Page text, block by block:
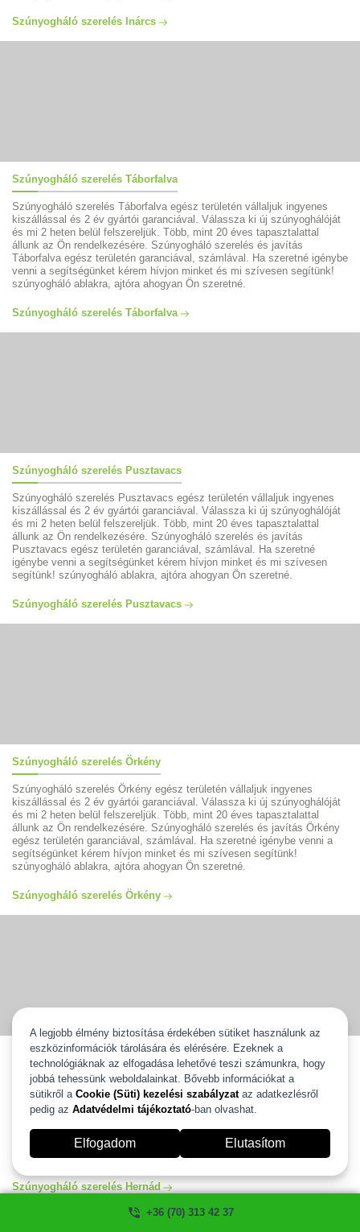
+36 (70) 313 42 37
Szúnyogháló szerelés Inárcs
Szúnyogháló szerelés Táborfalva
Szúnyogháló szerelés Táborfalva egész területén vállaljuk ingyenes
kiszállással és 2 év gyártói garanciával. Válassza ki új szúnyoghálóját
és mi 2 heten belül felszereljük. Több, mint 20 éves tapasztalattal
állunk az Ön rendelkezésére. Szúnyogháló szerelés és javítás
Táborfalva egész területén garanciával, számlával. Ha szeretné igénybe
venni a segítségünket kérem hívjon minket és mi szívesen segítünk!
szúnyogháló ablakra, ajtóra ahogyan Ön szeretné.
Szúnyogháló szerelés Táborfalva
Szúnyogháló szerelés Pusztavacs
Szúnyogháló szerelés Pusztavacs egész területén vállaljuk ingyenes
kiszállással és 2 év gyártói garanciával. Válassza ki új szúnyoghálóját
és mi 2 heten belül felszereljük. Több, mint 20 éves tapasztalattal
állunk az Ön rendelkezésére. Szúnyogháló szerelés és javítás
Pusztavacs egész területén garanciával, számlával. Ha szeretné
igénybe venni a segítségünket kérem hívjon minket és mi szívesen
segítünk! szúnyogháló ablakra, ajtóra ahogyan Ön szeretné.
Szúnyogháló szerelés Pusztavacs
Szúnyogháló szerelés Örkény
Szúnyogháló szerelés Örkény egész területén vállaljuk ingyenes
kiszállással és 2 év gyártói garanciával. Válassza ki új szúnyoghálóját
és mi 2 heten belül felszereljük. Több, mint 20 éves tapasztalattal
állunk az Ön rendelkezésére. Szúnyogháló szerelés és javítás Örkény
egész területén garanciával, számlával. Ha szeretné igénybe venni a
segítségünket kérem hívjon minket és mi szívesen segítünk!
szúnyogháló ablakra, ajtóra ahogyan Ön szeretné.
Szúnyogháló szerelés Örkény
Szúnyogháló szerelés Hernád
Szúnyogháló szerelés Hernád egész területén vállaljuk ingyenes
kiszállással és 2 év gyártói garanciával. Válassza ki új szúnyoghálóját
és mi 2 heten belül felszereljük. Több, mint 20 éves tapasztalattal
állunk az Ön rendelkezésére. Szúnyogháló szerelés és javítás Hernád
egész területén garanciával, számlával. Ha szeretné igénybe venni a
segítségünket kérem hívjon minket és mi szívesen segítünk!
szúnyogháló ablakra, ajtóra ahogyan Ön szeretné.
Szúnyogháló szerelés Hernád
A legjobb élmény biztosítása érdekében sütiket használunk az
eszközinformációk tárolására és elérésére. Ezeknek a
technológiáknak az elfogadása lehetővé teszi számunkra, hogy
jobbá tehessünk weboldalainkat. Bővebb információkat a
sütikről a Cookie (Süti) kezelési szabályzataz adatkezlésről
pedig az Adatvédelmi tájékoztató-ban olvashat.
Elfogadom Elutasítom